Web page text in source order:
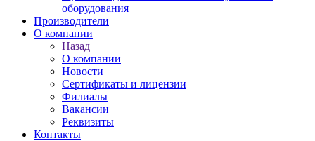
оборудования
Производители
О компании
Назад
О компании
Новости
Сертификаты и лицензии
Филиалы
Вакансии
Реквизиты
Контакты